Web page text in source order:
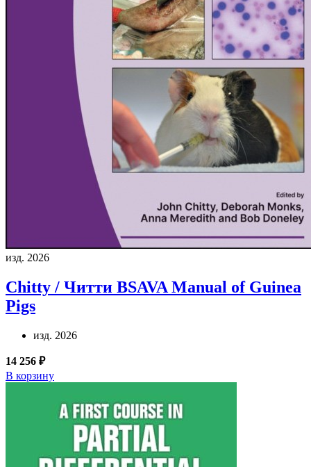
изд. 2026
Chitty / Читти BSAVA Manual of Guinea
Pigs
изд. 2026
14 256 ₽
В корзину